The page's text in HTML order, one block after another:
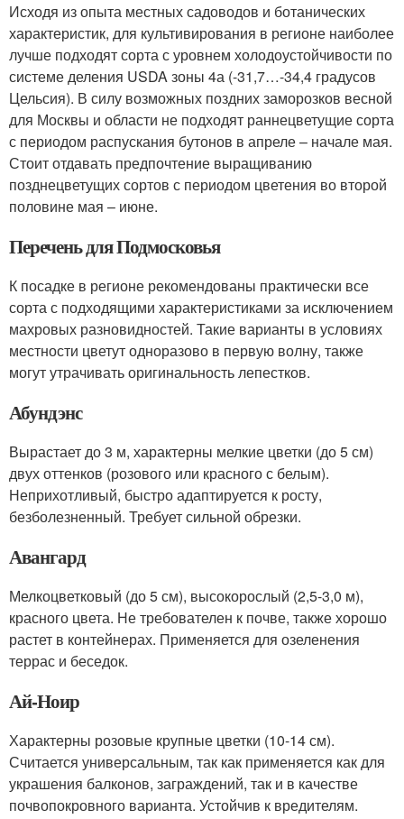
Исходя из опыта местных садоводов и ботанических
характеристик, для культивирования в регионе наиболее
лучше подходят сорта с уровнем холодоустойчивости по
системе деления USDA зоны 4а (-31,7…-34,4 градусов
Цельсия). В силу возможных поздних заморозков весной
для Москвы и области не подходят раннецветущие сорта
с периодом распускания бутонов в апреле – начале мая.
Стоит отдавать предпочтение выращиванию
позднецветущих сортов с периодом цветения во второй
половине мая – июне.
Перечень для Подмосковья
К посадке в регионе рекомендованы практически все
сорта с подходящими характеристиками за исключением
махровых разновидностей. Такие варианты в условиях
местности цветут одноразово в первую волну, также
могут утрачивать оригинальность лепестков.
Абундэнс
Вырастает до 3 м, характерны мелкие цветки (до 5 см)
двух оттенков (розового или красного с белым).
Неприхотливый, быстро адаптируется к росту,
безболезненный. Требует сильной обрезки.
Авангард
Мелкоцветковый (до 5 см), высокорослый (2,5-3,0 м),
красного цвета. Не требователен к почве, также хорошо
растет в контейнерах. Применяется для озеленения
террас и беседок.
Ай-Ноир
Характерны розовые крупные цветки (10-14 см).
Считается универсальным, так как применяется как для
украшения балконов, заграждений, так и в качестве
почвопокровного варианта. Устойчив к вредителям.